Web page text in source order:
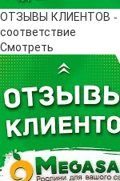
ОТЗЫВЫ КЛИЕНТОВ -
соответствие
Смотреть